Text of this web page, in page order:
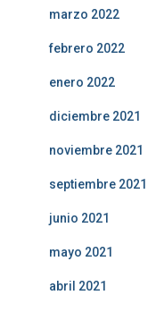
marzo 2022
febrero 2022
enero 2022
diciembre 2021
noviembre 2021
septiembre 2021
junio 2021
mayo 2021
abril 2021